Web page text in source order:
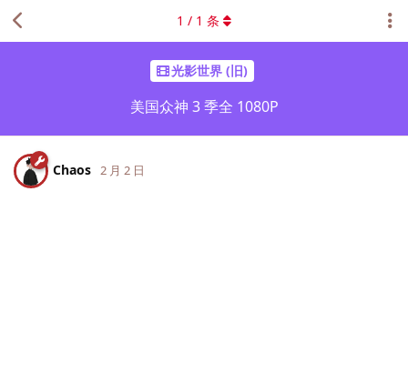
光影世界 (旧)
美国众神 3 季全 1080P
1 / 1 条
Chaos 2 月 2 日